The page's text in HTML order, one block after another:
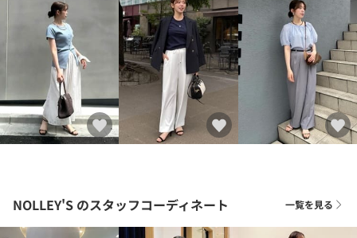
NOLLEY'S のスタッフコーディネート 一覧を見る